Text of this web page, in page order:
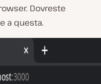
Dovreste
a questa.